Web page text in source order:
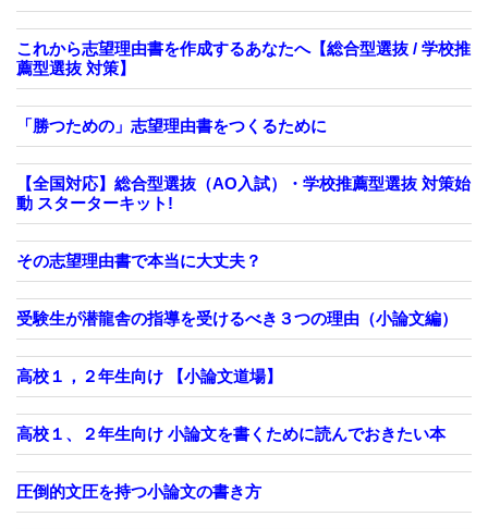
これから志望理由書を作成するあなたへ【総合型選抜 / 学校推
薦型選抜 対策】
「勝つための」志望理由書をつくるために
【全国対応】総合型選抜（AO入試）・学校推薦型選抜 対策始
動 スターターキット!
その志望理由書で本当に大丈夫？
受験生が潜龍舎の指導を受けるべき３つの理由（小論文編）
高校１，２年生向け 【小論文道場】
高校１、２年生向け 小論文を書くために読んでおきたい本
圧倒的文圧を持つ小論文の書き方